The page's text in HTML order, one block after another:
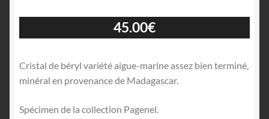
45.00€
Cristal de béryl variété aigue-marine assez bien terminé,
minéral en provenance de Madagascar.
Spécimen de la collection Pagenel.